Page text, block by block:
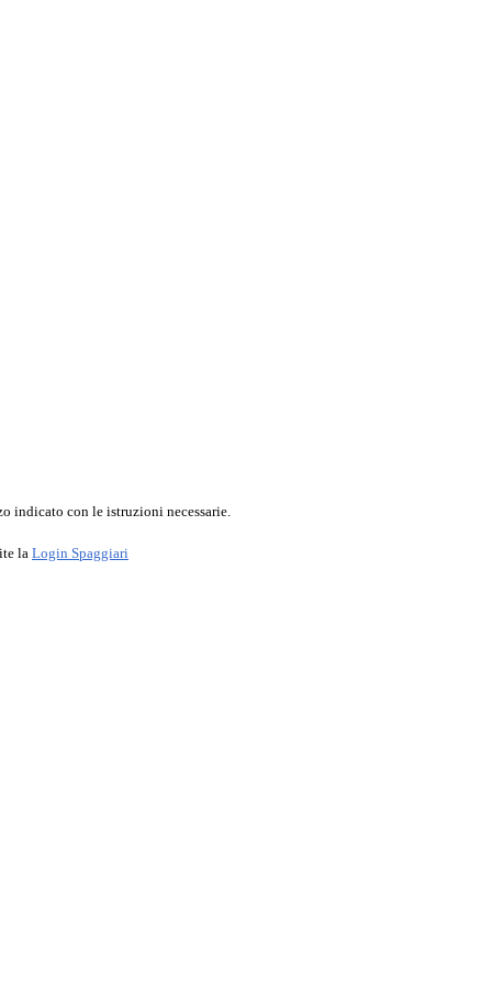
indicato con le istruzioni necessarie.
la Login Spaggiari